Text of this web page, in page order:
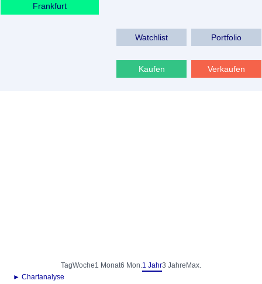
Frankfurt
Watchlist Portfolio
Kaufen Verkaufen
TagWoche1 Monat6 Mon.1 Jahr3 Jahre Max.
► Chartanalyse